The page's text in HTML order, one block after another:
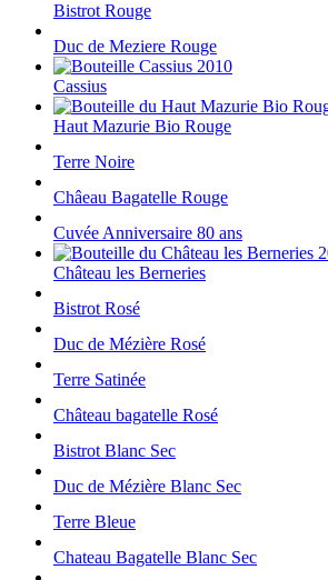
Bistrot Rouge
Duc de Meziere Rouge
Cassius
Haut Mazurie Bio Rouge
Terre Noire
Châeau Bagatelle Rouge
Cuvée Anniversaire 80 ans
Château les Berneries
Bistrot Rosé
Duc de Mézière Rosé
Terre Satinée
Château bagatelle Rosé
Bistrot Blanc Sec
Duc de Mézière Blanc Sec
Terre Bleue
Chateau Bagatelle Blanc Sec